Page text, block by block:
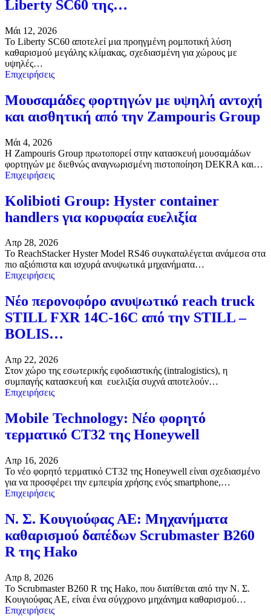
Liberty SC60 της…
Μάι 12, 2026
Το Liberty SC60 αποτελεί μια προηγμένη ρομποτική λύση
καθαρισμού μεγάλης κλίμακας, σχεδιασμένη για χώρους με
υψηλές…
Επιχειρήσεις
Μουσαμάδες φορτηγών με υψηλή αντοχή
και αισθητική από την Zampouris Group
Μάι 4, 2026
Η Zampouris Group πρωτοπορεί στην κατασκευή μουσαμάδων
φορτηγών με διεθνώς αναγνωρισμένη πιστοποίηση DEKRA και…
Επιχειρήσεις
Kolibioti Group: Hyster container
handlers για κορυφαία ευελιξία
Απρ 28, 2026
Το ReachStacker Hyster Model RS46 συγκαταλέγεται ανάμεσα στα
πιο αξιόπιστα και ισχυρά ανυψωτικά μηχανήματα…
Επιχειρήσεις
Νέο περονοφόρο ανυψωτικό reach truck
STILL FXR 14C-16C από την STILL –
BOLIS…
Απρ 22, 2026
Στον χώρο της εσωτερικής εφοδιαστικής (intralogistics), η
συμπαγής κατασκευή και ευελιξία συχνά αποτελούν…
Επιχειρήσεις
Mobile Technology: Νέο φορητό
τερματικό CT32 της Honeywell
Απρ 16, 2026
Το νέο φορητό τερματικό CT32 της Honeywell είναι σχεδιασμένο
για να προσφέρει την εμπειρία χρήσης ενός smartphone,…
Επιχειρήσεις
Ν. Σ. Κουγιούφας ΑΕ: Μηχανήματα
καθαρισμού δαπέδων Scrubmaster B260
R της Hako
Απρ 8, 2026
Το Scrubmaster B260 R της Hako, που διατίθεται από την Ν. Σ.
Κουγιούφας ΑΕ, είναι ένα σύγχρονο μηχάνημα καθαρισμού…
Επιχειρήσεις